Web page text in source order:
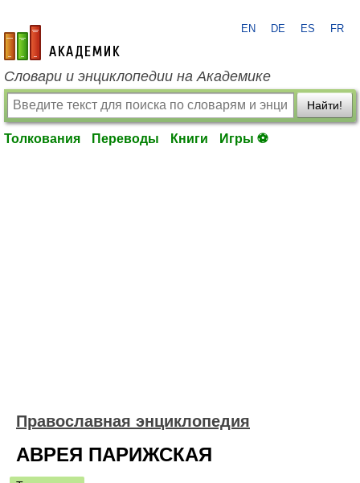
academic.ru
EN DE ES FR
Словари и энциклопедии на Академике
Найти!
Толкования Переводы Книги Игры ⚽
Православная энциклопедия
АВРЕЯ ПАРИЖСКАЯ